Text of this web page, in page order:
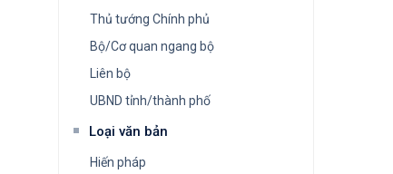
Thủ tướng Chính phủ
Bộ/Cơ quan ngang bộ
Liên bộ
UBND tỉnh/thành phố
Loại văn bản
Hiến pháp